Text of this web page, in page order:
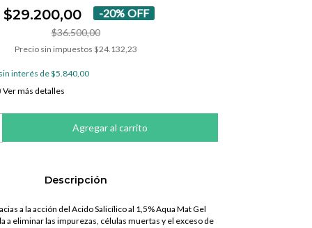
$29.200,00 -20% OFF
$36.500,00
Precio sin impuestos $24.132,23
interés de$5.840,00
Ver más detalles
Descripción
a la acción del Acido Salicílico al 1,5% Aqua Mat Gel
a eliminar las impurezas, células muertas y el exceso de